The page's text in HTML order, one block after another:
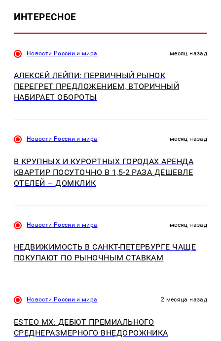
ИНТЕРЕСНОЕ
Новости России и мира месяц назад
АЛЕКСЕЙ ЛЕЙПИ: ПЕРВИЧНЫЙ РЫНОК
ПЕРЕГРЕТ ПРЕДЛОЖЕНИЕМ, ВТОРИЧНЫЙ
НАБИРАЕТ ОБОРОТЫ
Новости России и мира месяц назад
В КРУПНЫХ И КУРОРТНЫХ ГОРОДАХ АРЕНДА
КВАРТИР ПОСУТОЧНО В 1,5-2 РАЗА ДЕШЕВЛЕ
ОТЕЛЕЙ – ДОМКЛИК
Новости России и мира месяц назад
НЕДВИЖИМОСТЬ В САНКТ-ПЕТЕРБУРГЕ ЧАЩЕ
ПОКУПАЮТ ПО РЫНОЧНЫМ СТАВКАМ
Новости России и мира 2 месяца назад
ESTEO MX: ДЕБЮТ ПРЕМИАЛЬНОГО
СРЕДНЕРАЗМЕРНОГО ВНЕДОРОЖНИКА